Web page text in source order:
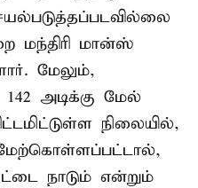
மந்திரி மான்ஸ்
மேலும்,
அடிக்கு மேல்
நிலையில்,
நாடும் என்றும்